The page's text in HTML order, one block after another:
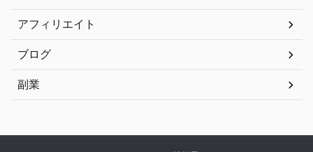
アフィリエイト
ブログ
副業